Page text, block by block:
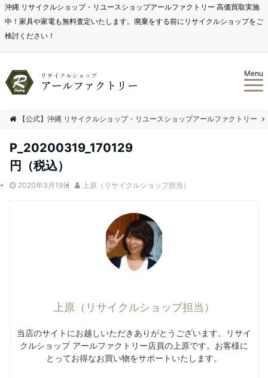
沖縄 リサイクルショップ・リユースショップアールファクトリー 高価買取実施
中！家具や家電も無料査定いたします。廃棄をする前にリサイクルショップをご
検討ください！
Menu
【公式】沖縄 リサイクルショップ・リユースショップアールファクトリー
P_20200319_170129
円（税込）
2020年3月19日 上原（リサイクルショップ担当）
上原（リサイクルショップ担当）
当店のサイトにお越しいただきありがとうございます。リサイ
クルショップ アールファクトリー店員の上原です。お客様に
とってお得なお買い物をサポートいたします。